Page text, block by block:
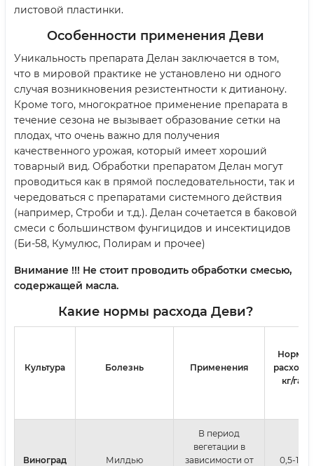
листовой пластинки.
Особенности применения Деви
Уникальность препарата Делан заключается в том,
что в мировой практике не установлено ни одного
случая возникновения резистентности к дитианону.
Кроме того, многократное применение препарата в
течение сезона не вызывает образование сетки на
плодах, что очень важно для получения
качественного урожая, который имеет хороший
товарный вид. Обработки препаратом Делан могут
проводиться как в прямой последовательности, так и
чередоваться с препаратами системного действия
(например, Строби и т.д.). Делан сочетается в баковой
смеси с большинством фунгицидов и инсектицидов
(Би-58, Кумулюс, Полирам и прочее)
Внимание !!! Не стоит проводить обработки смесью,
содержащей масла.
Какие нормы расхода Деви?
Культура Болезнь Применения
Норма
расхода,
кг/га.
Виноград Милдью
В период
вегетации в
зависимости от
0,5-1,0